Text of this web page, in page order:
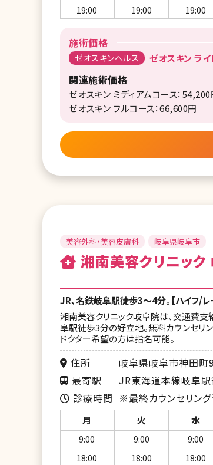
19:00 19:00 19:00
施術価格
ゼオスキンヘルス ゼオスキン ラ
関連施術価格
ゼオスキン ミディアムコース：54,200
ゼオスキン フルコース：66,600円
美容外科・美容皮膚科 岐阜県岐阜市
湘南美容クリニック
JR、名鉄岐阜駅徒歩3〜4分。【ハイフ/
湘南美容クリニック岐阜院は、交通費支
阜駅徒歩3分の好立地。無料カウンセリ
ドクター希望の方は指名可能。
住所
岐阜県岐阜市神田
最寄駅
JR東海道本線岐阜
診療時間 ※最終カウンセリン
月 火 水
9:00
18:00
9:00
18:00
9:00
18:00